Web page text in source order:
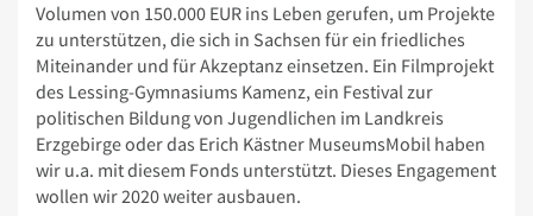
Volumen von 150.000 EUR ins Leben gerufen, um Projekte
zu unterstützen, die sich in Sachsen für ein friedliches
Miteinander und für Akzeptanz einsetzen. Ein Filmprojekt
des Lessing-Gymnasiums Kamenz, ein Festival zur
politischen Bildung von Jugendlichen im Landkreis
Erzgebirge oder das Erich Kästner MuseumsMobil haben
wir u.a. mit diesem Fonds unterstützt. Dieses Engagement
wollen wir 2020 weiter ausbauen.